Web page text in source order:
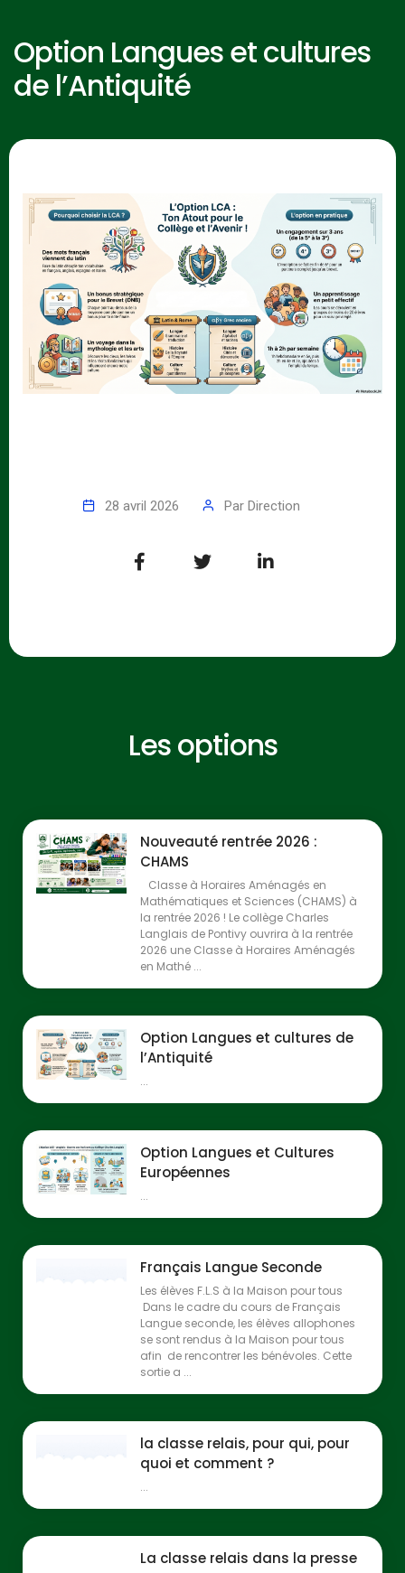
Option Langues et cultures
de l’Antiquité
28 avril 2026 Par Direction
Les options
Nouveauté rentrée 2026 :
CHAMS
Classe à Horaires Aménagés en
Mathématiques et Sciences (CHAMS) à
la rentrée 2026 ! Le collège Charles
Langlais de Pontivy ouvrira à la rentrée
2026 une Classe à Horaires Aménagés
en Mathé ...
Option Langues et cultures de
l’Antiquité
...
Option Langues et Cultures
Européennes
...
Français Langue Seconde
Les élèves F.L.S à la Maison pour tous
Dans le cadre du cours de Français
Langue seconde, les élèves allophones
se sont rendus à la Maison pour tous
afin de rencontrer les bénévoles. Cette
sortie a ...
la classe relais, pour qui, pour
quoi et comment ?
...
La classe relais dans la presse